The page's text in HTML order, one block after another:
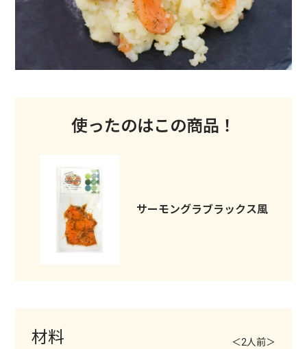
使ったのはこの商品！
サーモングラブラックス風
材料 ＜2人前＞